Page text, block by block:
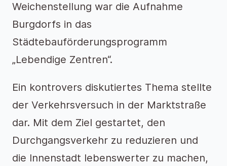
Weichenstellung war die Aufnahme
Burgdorfs in das
Städtebauförderungsprogramm
„Lebendige Zentren“.
Ein kontrovers diskutiertes Thema stellte
der Verkehrsversuch in der Marktstraße
dar. Mit dem Ziel gestartet, den
Durchgangsverkehr zu reduzieren und
die Innenstadt lebenswerter zu machen,